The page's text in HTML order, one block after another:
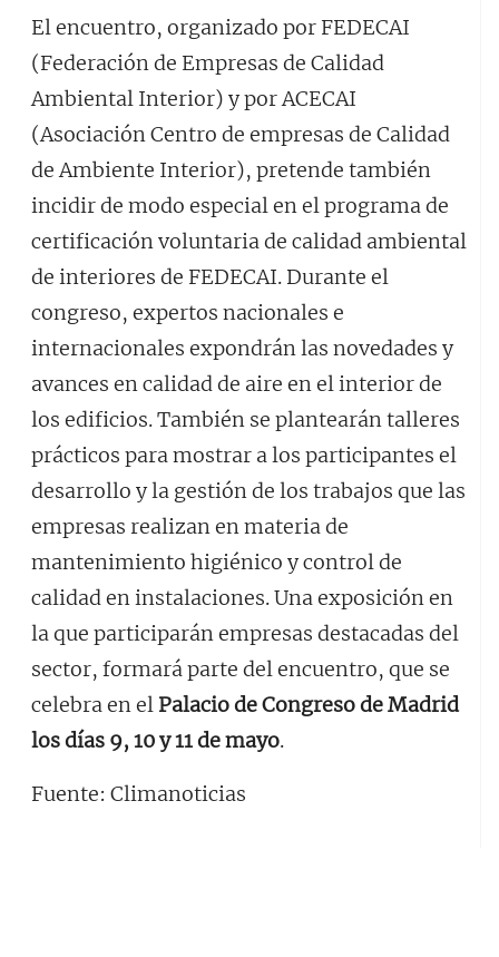
El encuentro, organizado por FEDECAI
(Federación de Empresas de Calidad
Ambiental Interior) y por ACECAI
(Asociación Centro de empresas de Calidad
de Ambiente Interior), pretende también
incidir de modo especial en el programa de
certificación voluntaria de calidad ambiental
de interiores de FEDECAI. Durante el
congreso, expertos nacionales e
internacionales expondrán las novedades y
avances en calidad de aire en el interior de
los edificios. También se plantearán talleres
prácticos para mostrar a los participantes el
desarrollo y la gestión de los trabajos que las
empresas realizan en materia de
mantenimiento higiénico y control de
calidad en instalaciones. Una exposición en
la que participarán empresas destacadas del
sector, formará parte del encuentro, que se
celebra en el Palacio de Congreso de Madrid
los días 9, 10 y 11 de mayo.
Fuente: Climanoticias